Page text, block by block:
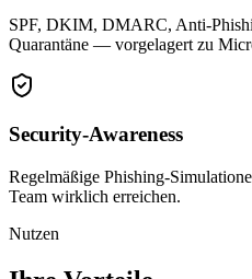
SPF, DKIM, DMARC, Anti-
Quarantäne — vorgelagert zu
Security-Awareness
Regelmäßige Phishing-
Team wirklich erreichen.
Nutzen